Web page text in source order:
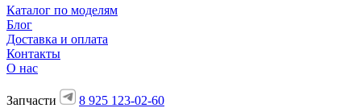
Каталог по моделям
Блог
Доставка и оплата
Контакты
О нас
Запчасти 8 925 123-02-60